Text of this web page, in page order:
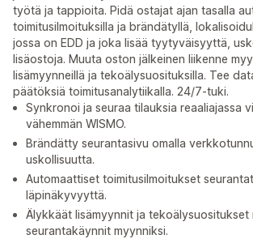
työtä ja tappioita. Pidä ostajat ajan tasalla
toimitusilmoituksilla ja brändätyllä,
jossa on EDD ja joka lisää tyytyväisyyttä,
lisäostoja. Muuta oston jälkeinen liikenne
lisämyynneillä ja tekoälysuosituksilla. Tee
päätöksiä toimitusanalytiikalla. 24/7-tuki.
Synkronoi ja seuraa tilauksia reaaliajassa
vähemmän WISMO.
Brändätty seurantasivu omalla
uskollisuutta.
Automaattiset toimitusilmoitukset
läpinäkyvyyttä.
Älykkäät lisämyynnit ja tekoälysuositukset
seurantakäynnit myynniksi.